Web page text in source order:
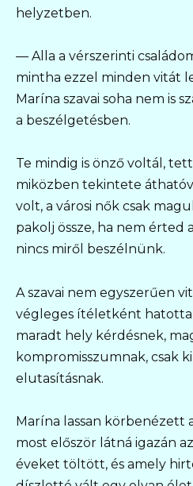
helyzetben.
— Alla a vérszerinti
mintha ezzel minden vitát
Marína szavai soha nem is
a beszélgetésben.
Te mindig is önző voltál,
miközben tekintete
volt, a városi nők csak
pakolj össze, ha nem érted
nincs miről beszélnünk.
A szavai nem egyszerűen
végleges ítéletként
maradt hely kérdésnek,
kompromisszumnak, csak
elutasításnak.
Marína lassan körbenézett
most először látná igazán
éveket töltött, és amely